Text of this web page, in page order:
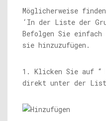
Möglicherweise
‘In der Liste der
Befolgen Sie einfach
sie hinzuzufügen.
1. Klicken Sie auf “
direkt unter der